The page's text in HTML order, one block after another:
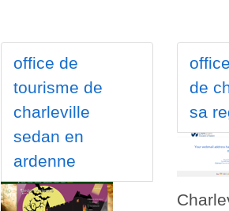
office de
tourisme de
charleville
sedan en
ardenne
de
sa